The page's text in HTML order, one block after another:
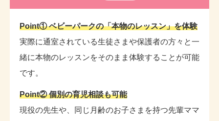
Point① ベビーパークの「本物のレッスン」を体験
実際に通室されている生徒さまや保護者の方々と一
緒に本物のレッスンをそのまま体験することが可能
です。
Point② 個別の育児相談も可能
現役の先生や、同じ月齢のお子さまを持つ先輩ママ